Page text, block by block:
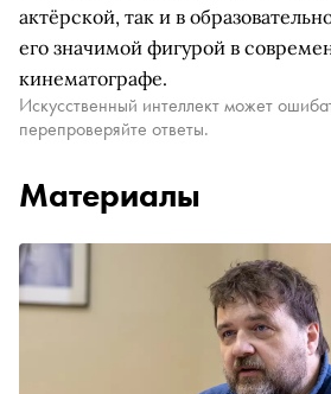
актёрской, так и в
его значимой фигурой в
кинематографе.
Искусственный интеллект может
перепроверяйте ответы.
Материалы